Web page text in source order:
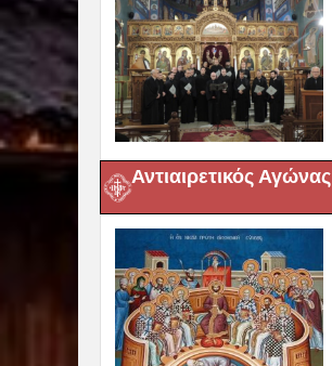
Αντιαιρετικός Αγώνας